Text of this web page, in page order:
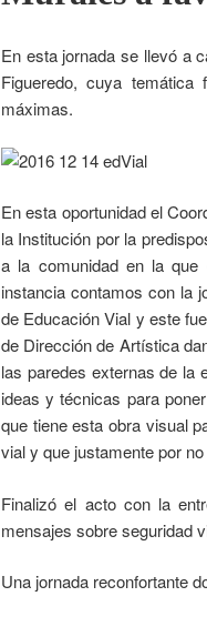
En esta jornada se llevó a
Figueredo, cuya
máximas.
En esta oportunidad el
la Institución por la
a la comunidad en la que
instancia contamos con la
de Educación Vial y este
de Dirección de Artística
las paredes externas de la
ideas y técnicas para
que tiene esta obra visual
vial y que justamente por
Finalizó el acto con la
mensajes sobre seguridad
Una jornada reconfortante